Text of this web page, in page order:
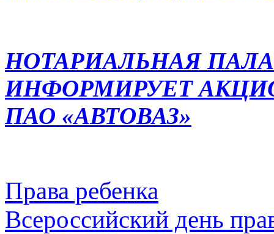
НОТАРИАЛЬНАЯ
ИНФОРМИРУЕТ
ПАО «АВТОВАЗ»
Права ребенка
Всероссийский день